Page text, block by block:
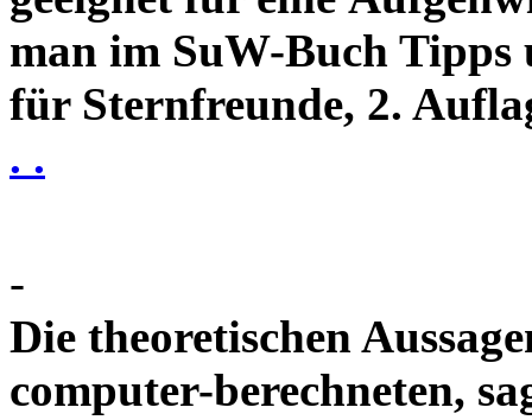
man im SuW-Buch Tipps
für Sternfreunde, 2.
. .
-
Die theoretischen
computer-berechneten,